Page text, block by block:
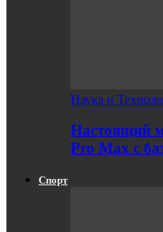
Наука и
Настоящий
Pro Max с
Спорт